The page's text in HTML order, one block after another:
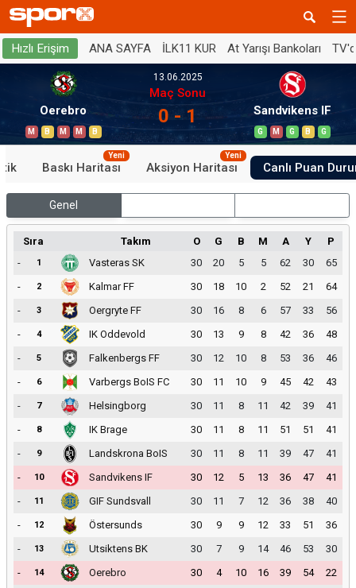
Hızlı Erişim ANA SAYFA İLK11 KUR At Yarışı Bankoları
Oerebro
M B M M B
13.06.2025
Maç Sonu
0 - 1 Sandvikens IF
G M G B G
Baskı Haritası
Yeni
Aksiyon Haritası
Yeni
Canlı Puan
Genel
Sıra Takım O G B M A Y
P
-
1 Vasteras SK 30 20 5 5 62 30
65
-
2 Kalmar FF 30 18 10 2 52 21
64
-
3 Oergryte FF 30 16 8 6 57 33
56
-
4 IK Oddevold 30 13 9 8 42 36
48
-
5 Falkenbergs FF 30 12 10 8 53 36
46
-
6 Varbergs BoIS FC 30 11 10 9 45 42
43
-
7 Helsingborg 30 11 8 11 42 39
41
-
8 IK Brage 30 11 8 11 51 51
41
-
9 Landskrona BoIS 30 11 8 11 39 47
41
-
10 Sandvikens IF 30 12 5 13 36 47
41
-
11 GIF Sundsvall 30 11 7 12 36 38
40
-
12 Östersunds 30 9 9 12 33 51
36
-
13 Utsiktens BK 30 7 9 14 46 53
30
-
14 Oerebro 30 4 10 16 39 54
22